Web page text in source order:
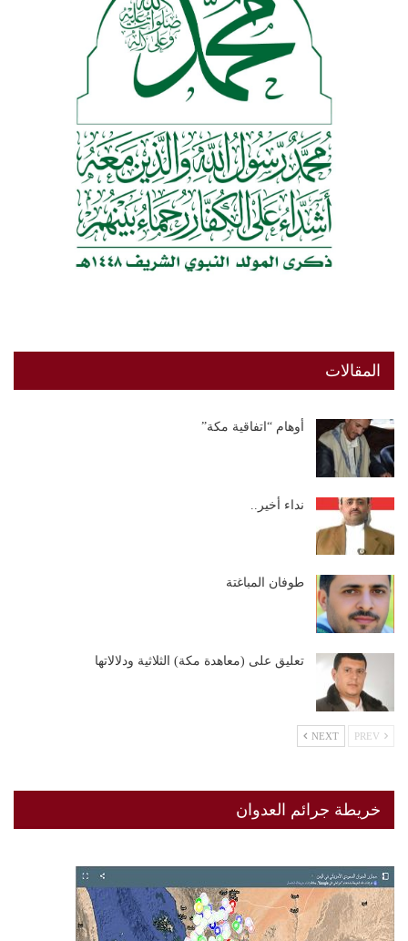
المقالات
أوهام “اتفاقية مكة”
نداء أخير..
طوفان المباغتة
تعليق على (معاهدة مكة) الثلاثية ودلالاتها
NEXT
خريطة جرائم العدوان